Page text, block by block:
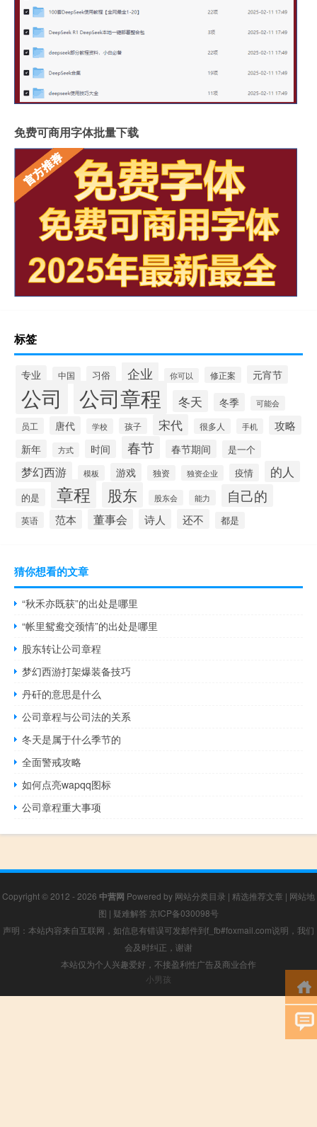
免费可商用字体批量下载
标签
专业 中国 习俗 企业 你可以 修正案 元宵节
公司 公司章程 冬天 冬季 可能会
员工 唐代 学校 孩子 宋代 很多人 手机 攻略
新年 方式 时间 春节 春节期间 是一个
梦幻西游 模板 游戏 独资 独资企业 疫情 的人
的是 章程 股东 股东会 能力 自己的
英语 范本 董事会 诗人 还不 都是
猜你想看的文章
“秋禾亦既获”的出处是哪里
“帐里鸳鸯交颈情”的出处是哪里
股东转让公司章程
梦幻西游打架爆装备技巧
丹矸的意思是什么
公司章程与公司法的关系
冬天是属于什么季节的
全面警戒攻略
如何点亮wapqq图标
公司章程重大事项
Copyright © 2012 - 2026 中营网 Powered by 网站分类目录 | 精选推荐文章 | 网站地
图 | 疑难解答 京ICP备030098号
声明：本站内容来自互联网，如信息有错误可发邮件到f_fb#foxmail.com说明，我们
会及时纠正，谢谢
本站仅为个人兴趣爱好，不接盈利性广告及商业合作
小男孩